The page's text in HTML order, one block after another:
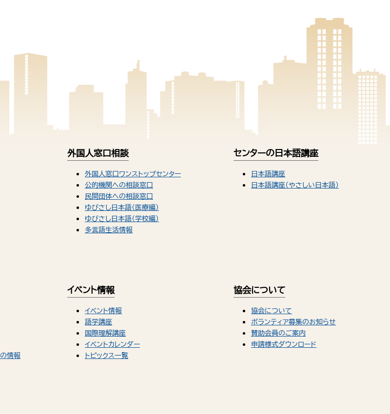
外国人窓口相談
外国人窓口ワンストップセンター
公的機関への相談窓口
民間団体への相談窓口
ゆびさし日本語（医療編）
ゆびさし日本語（学校編）
多言語生活情報
センターの日本語講座
日本語講座
日本語講座（やさしい日本語）
情報
イベント情報
イベント情報
語学講座
国際理解講座
イベントカレンダー
トピックス一覧
協会について
協会について
ボランティア募集のお知らせ
賛助会員のご案内
申請様式ダウンロード